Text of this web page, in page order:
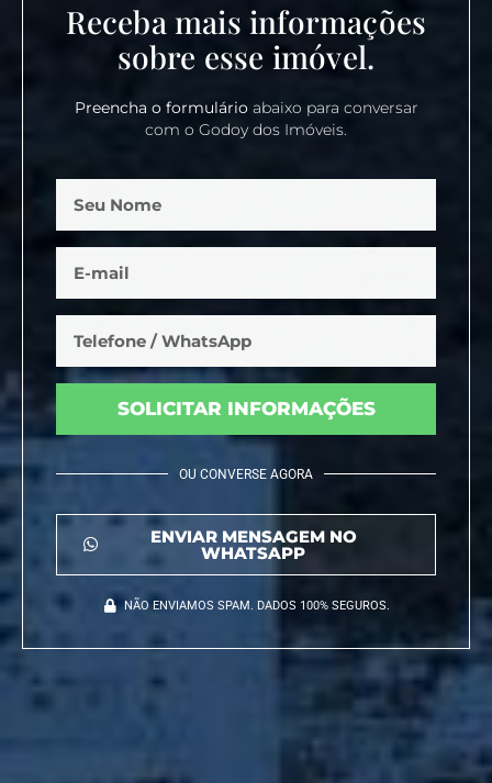
Receba mais informações
sobre esse imóvel.
Preencha o formulárioabaixo para conversar
com o Godoy dos Imóveis.
SOLICITAR INFORMAÇÕES
OU CONVERSE AGORA
ENVIAR MENSAGEM NO
WHATSAPP
NÃO ENVIAMOS SPAM. DADOS 100% SEGUROS.